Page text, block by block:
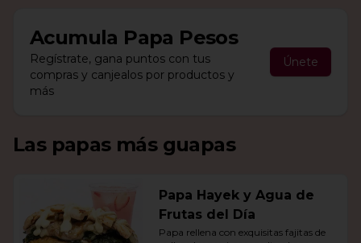
Acumula Papa Pesos
Regístrate, gana puntos con tus
compras y canjealos por productos y
más
Únete
Las papas más guapas
Papa Hayek y Agua de
Frutas del Día
Papa rellena con exquisitas fajitas de